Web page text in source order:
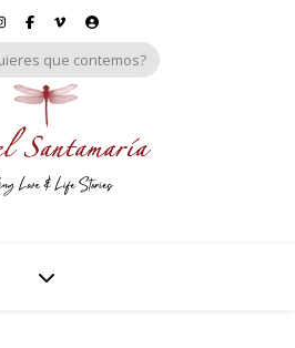
que contemos?